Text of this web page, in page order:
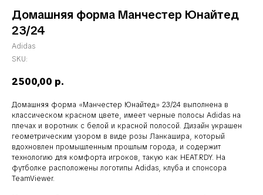
Домашняя форма Манчестер Юнайтед
23/24
Adidas
SKU:
2500,00 р.
Домашняя форма «Манчестер Юнайтед» 23/24 выполнена в
классическом красном цвете, имеет черные полосы Adidas на
плечах и воротник с белой и красной полосой. Дизайн украшен
геометрическим узором в виде розы Ланкашира, который
вдохновлен промышленным прошлым города, и содержит
технологию для комфорта игроков, такую как HEAT.RDY. На
футболке расположены логотипы Adidas, клуба и спонсора
TeamViewer.